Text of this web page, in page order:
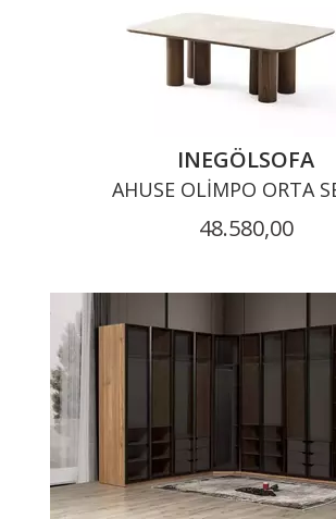
INEGÖLSOFA
AHUSE OLIMPO ORTA
48.580,00